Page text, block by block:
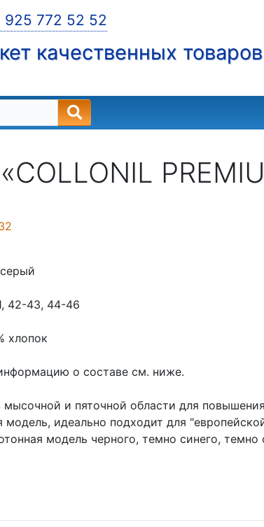
925 772 52 52
качественных товаров
серый
42-43, 44-46
хлопок
о составе см. ниже.
мысочной и пяточной области для
модель, идеально подходит для
модель черного, темно синего, темно